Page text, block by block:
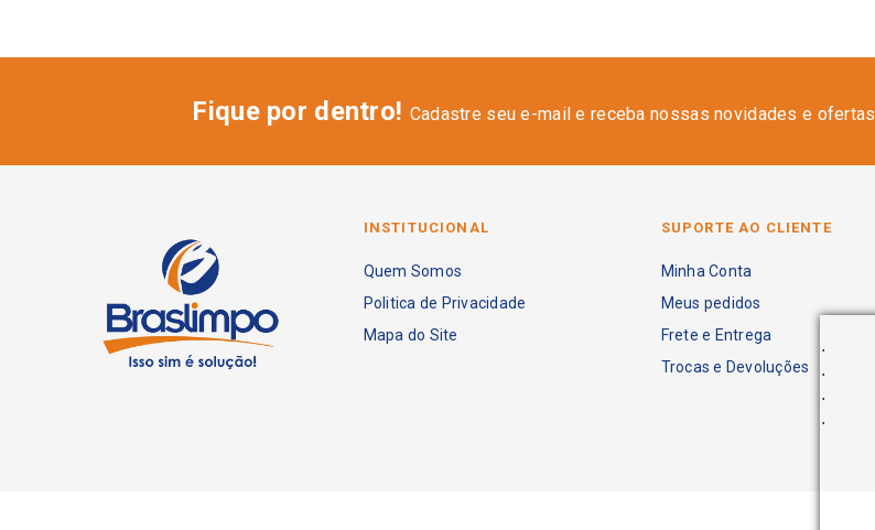
.
.
.
.
Fique por dentro! Cadastre seu e-mail e receba nossas novidades e ofertas
INSTITUCIONAL
Quem Somos
Politica de Privacidade
Mapa do Site
SUPORTE AO CLIENTE
Minha Conta
Meus pedidos
Frete e Entrega
Trocas e Devoluções